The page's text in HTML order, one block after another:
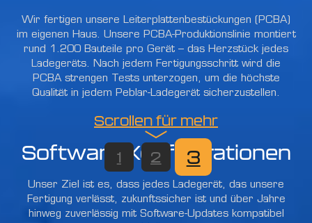
Wir fertigen unsere Leiterplattenbestückungen (PCBA)
im eigenen Haus. Unsere PCBA-Produktionslinie montiert
rund 1.200 Bauteile pro Gerät – das Herzstück jedes
Ladegeräts. Nach jedem Fertigungsschritt wird die
PCBA strengen Tests unterzogen, um die höchste
Qualität in jedem Peblar-Ladegerät sicherzustellen.
Scrollen für mehr
1 3 56 8
1 2 3
Software-Konfigurationen
Unser Ziel ist es, dass jedes Ladegerät, das unsere
Fertigung verlässt, zukunftssicher ist und über Jahre
hinweg zuverlässig mit Software-Updates kompatibel